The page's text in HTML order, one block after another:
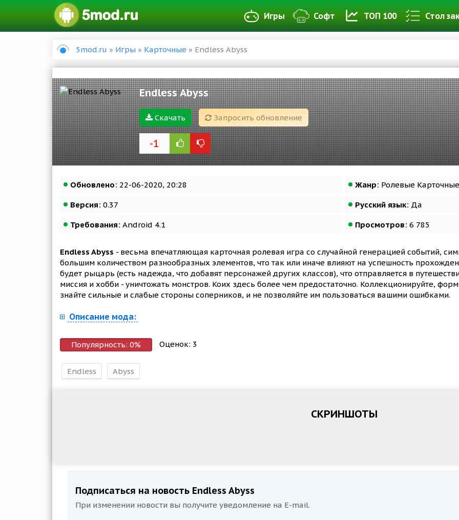
Игры Софт ТОП 100 Стол
5mod.ru » Игры » Карточные » Endless Abyss
Endless Abyss
Скачать Запросить обновление
-1
Обновлено: 22-06-2020, 20:28 Жанр: Ролевые Карточные
Версия: 0.37 Русский язык: Да
Требования: Android 4.1 Просмотров: 6 785
Endless Abyss - весьма впечатляющая карточная ролевая игра со случайной генерацией событий,
большим количеством разнообразных элементов, что так или иначе влияют на успешность
будет рыцарь (есть надежда, что добавят персонажей других классов), что отправляется в
миссия и хобби - уничтожать монстров. Коих здесь более чем предостаточно. Коллекционируйте,
знайте сильные и слабые стороны соперников, и не позволяйте им пользоваться вашими ошибками.
Описание мода:
Популярность: 0% Оценок: 3
Endless Abyss
СКРИНШОТЫ
Подписаться на новость Endless Abyss
При изменении новости вы получите уведомление на E-mail.